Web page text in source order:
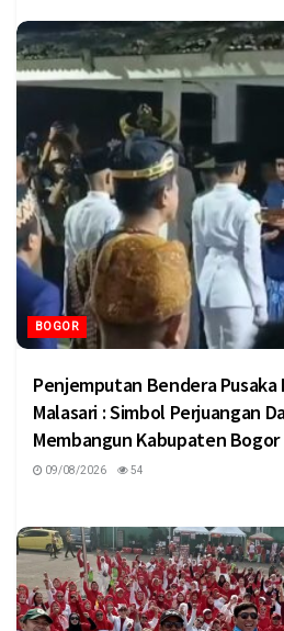
BOGOR
Penjemputan Bendera Pusaka
Malasari : Simbol Perjuangan
Membangun Kabupaten Bogor
09/08/2026 54